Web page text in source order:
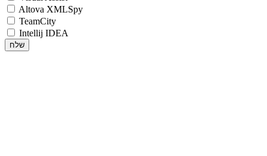
Altova XMLSpy
TeamCity
Intellij IDEA